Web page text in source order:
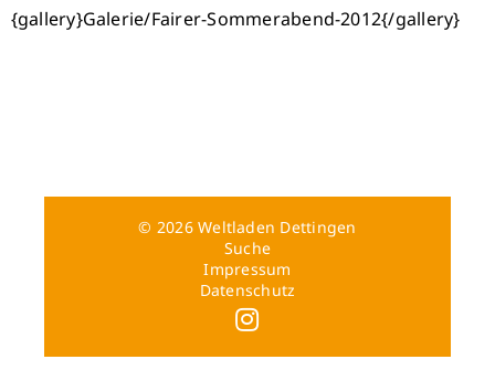
{gallery}Galerie/Fairer-Sommerabend-2012{/gallery}
© 2026 Weltladen Dettingen
Suche
Impressum
Datenschutz